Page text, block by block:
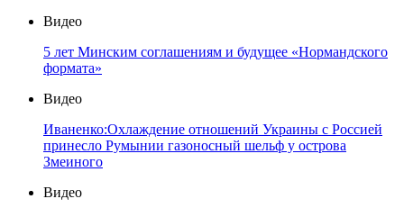
Видео
5 лет Минским соглашениям и будущее «Нормандского
формата»
Видео
Иваненко:Охлаждение отношений Украины с Россией
принесло Румынии газоносный шельф у острова
Змеиного
Видео